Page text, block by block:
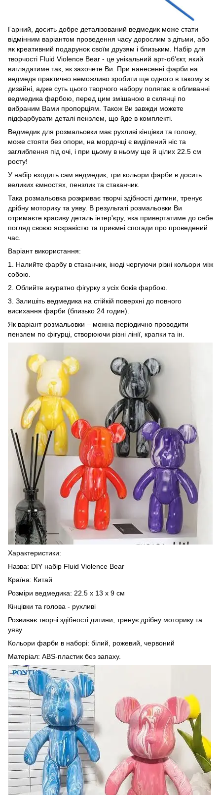
Гарний, досить добре деталізований ведмедик може стати
відмінним варіантом проведення часу дорослим з дітьми, або
як креативний подарунок своїм друзям і близьким. Набір для
творчості Fluid Violence Bear - це унікальний арт-об'єкт, який
виглядатиме так, як захочете Ви. При нанесенні фарби на
ведмедя практично неможливо зробити ще одного в такому ж
дизайні, адже суть цього творчого набору полягає в обливанні
ведмедика фарбою, перед цим змішаною в склянці по
вибраним Вами пропорціям. Також Ви завжди можете
підфарбувати деталі пензлем, що йде в комплекті.
Ведмедик для розмальовки має рухливі кінцівки та голову,
може стояти без опори, на мордочці є виділений ніс та
заглиблення під очі, і при цьому в ньому ще й цілих 22.5 см
росту!
У набір входить сам ведмедик, три кольори фарби в досить
великих ємностях, пензлик та стаканчик.
Така розмальовка розкриває творчі здібності дитини, тренує
дрібну моторику та уяву. В результаті розмальовки Ви
отримаєте красиву деталь інтер'єру, яка привертатиме до себе
погляд своєю яскравістю та приємні спогади про проведений
час.
Варіант використання:
1. Налийте фарбу в стаканчик, іноді чергуючи різні кольори між
собою.
2. Облийте акуратно фігурку з усіх боків фарбою.
3. Залишіть ведмедика на стійкій поверхні до повного
висихання фарби (близько 24 годин).
Як варіант розмальовки – можна періодично проводити
пензлем по фігурці, створюючи різні лінії, крапки та ін.
Характеристики:
Назва: DIY набір Fluid Violence Bear
Країна: Китай
Розміри ведмедика: 22.5 х 13 х 9 см
Кінцівки та голова - рухливі
Розвиває творчі здібності дитини, тренує дрібну моторику та
уяву
Кольори фарби в наборі: білий, рожевий, червоний
Матеріал: ABS-пластик без запаху.